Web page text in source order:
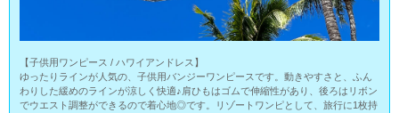
【子供用ワンピース / ハワイアンドレス】
ゆったりラインが人気の、子供用バンジーワンピースです。動きやすさと、ふん
わりした緩めのラインが涼しく快適♪肩ひもはゴムで伸縮性があり、後ろはリボン
でウエスト調整ができるので着心地◎です。リゾートワンピとして、旅行に1枚持